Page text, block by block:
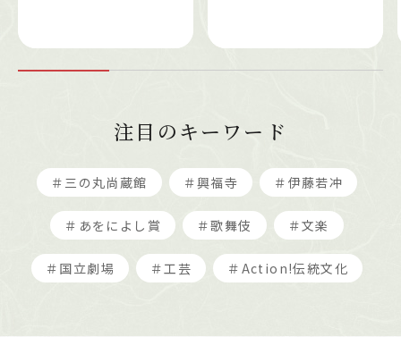
注目のキーワード
＃三の丸尚蔵館 ＃興福寺 ＃伊藤若冲
＃あをによし賞 ＃歌舞伎 ＃文楽
＃国立劇場 ＃工芸 ＃Action!伝統文化